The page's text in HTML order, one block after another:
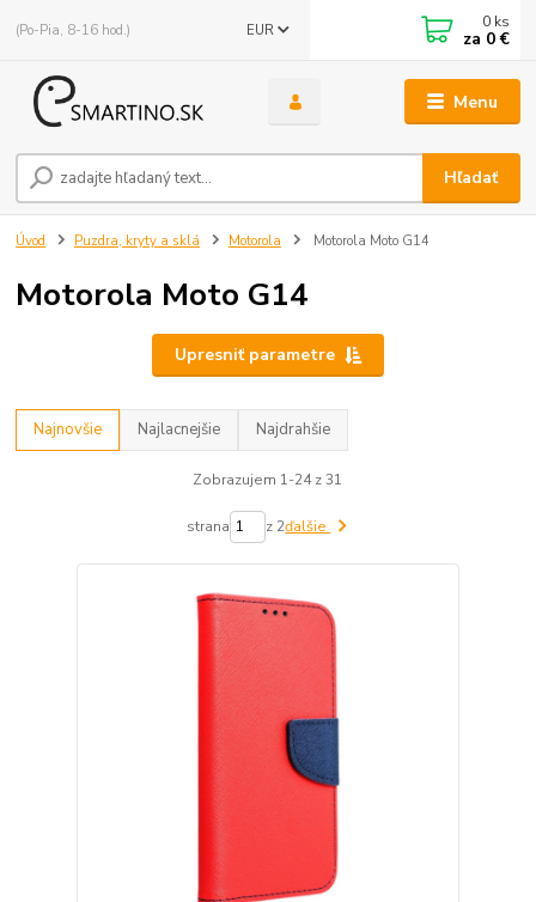
Menu
EUR
Hľadať
(Po-Pia, 8-16 hod.) 0 ks
za 0 €
Úvod Puzdra, kryty a sklá Motorola Motorola Moto G14
Motorola Moto G14
Upresniť parametre
Najnovšie Najlacnejšie Najdrahšie
Zobrazujem 1-24 z 31
strana z 2ďalšie